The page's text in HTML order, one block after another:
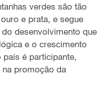
verdes são tão
e prata, e segue
desenvolvimento que
e o crescimento
país é participante,
promoção da